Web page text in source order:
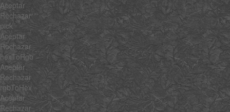
Aceptar
Rechazar
pick
Aceptar
Rechazar
hexToRgb
Aceptar
Rechazar
rgbToHex
Aceptar
Rechazar